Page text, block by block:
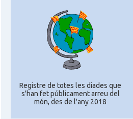
Registre de totes les diades que
s'han fet públicament arreu del
món, des de l'any 2018